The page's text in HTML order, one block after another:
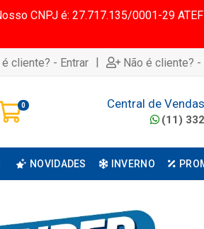
CNPJ é: 27.717.135/0001-29 ATEF
cliente? - Entrar | Não é cliente? -
0 Central de
(11)
NOVIDADES INVERNO